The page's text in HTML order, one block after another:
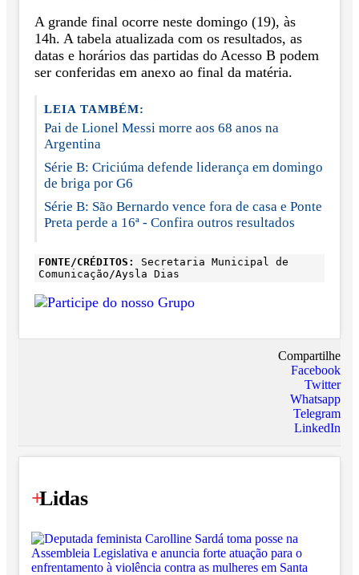
A grande final ocorre neste domingo (19), às
14h. A tabela atualizada com os resultados, as
datas e horários das partidas do Acesso B podem
ser conferidas em anexo ao final da matéria.
LEIA TAMBÉM:
Pai de Lionel Messi morre aos 68 anos na
Argentina
Série B: Criciúma defende liderança em domingo
de briga por G6
Série B: São Bernardo vence fora de casa e Ponte
Preta perde a 16ª - Confira outros resultados
FONTE/CRÉDITOS:
Secretaria Municipal de
Comunicação/Aysla Dias
Compartilhe
Facebook
Twitter
Whatsapp
Telegram
LinkedIn
+
Lidas